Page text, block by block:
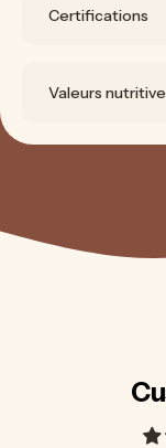
Certifications
Valeurs